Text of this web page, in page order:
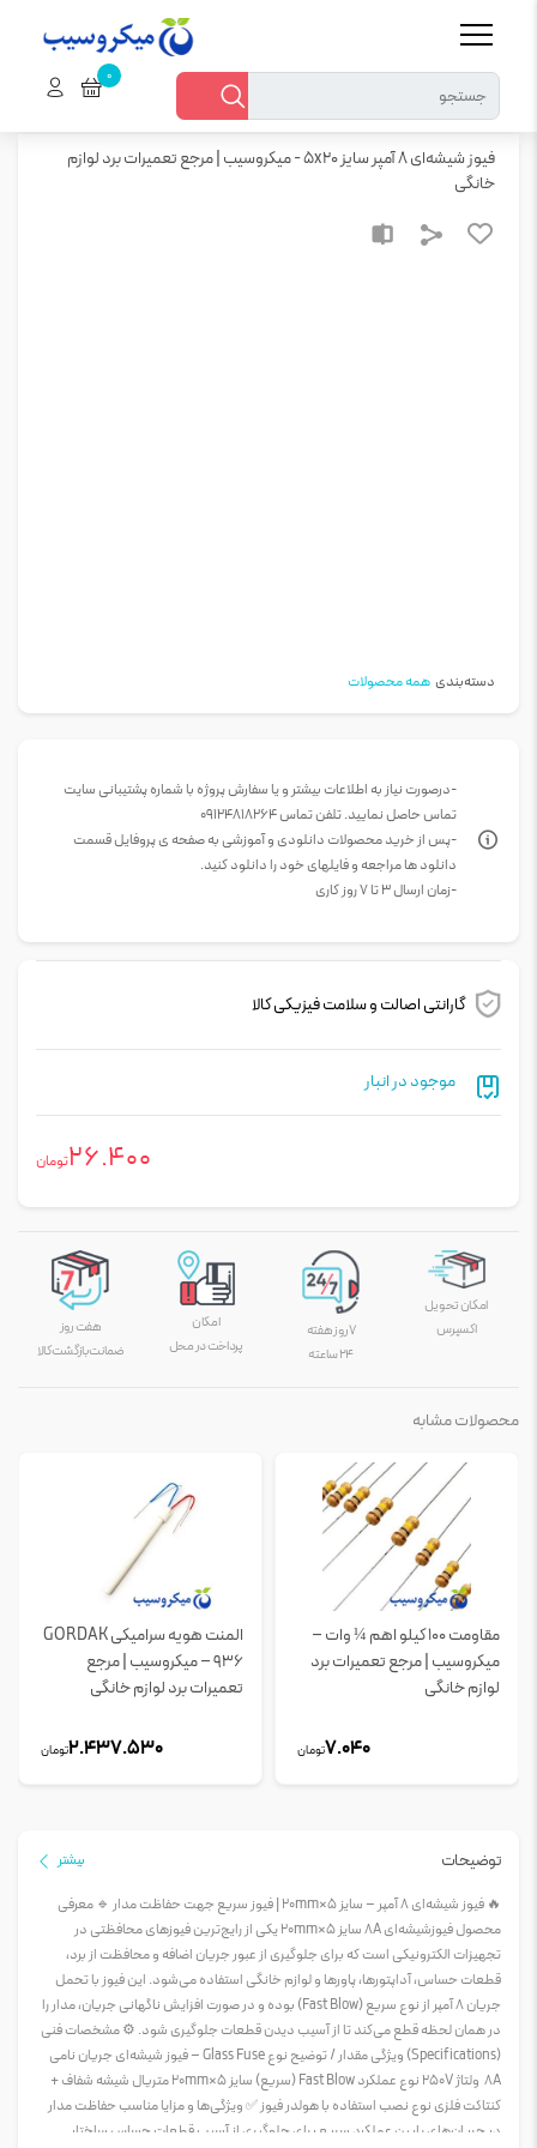
همه محصولات
فیوز شیشه‌ای 8 آمپر سایز 5x20 - میکروسیب | مرجع تعمیرات برد لوازم
خانگی
دسته‌بندی همه محصولات
-درصورت نیاز به اطلاعات بیشتر و یا سفارش پروژه با شماره پشتیبانی سایت
تماس حاصل نمایید. تلفن تماس 09124818264
-پس از خرید محصولات دانلودی و آموزشی به صفحه ی پروفایل قسمت
دانلود ها مراجعه و فایلهای خود را دانلود کنید.
-زمان ارسال 3 تا 7 روز کاری
گارانتی اصالت و سلامت فیزیکی کالا
موجود در انبار
26.400تومان
امکان تحویل
اکسپرس
۷ روز هفته
۲۴ ساعته
امکان
پرداخت در محل
هفت روز
ضمانت بازگشت کالا
محصولات مشابه
مقاومت 100 کیلو اهم ¼ وات –
میکروسیب | مرجع تعمیرات برد
لوازم خانگی
7.040تومان
المنت هویه سرامیکی GORDAK
936 – میکروسیب | مرجع
تعمیرات برد لوازم خانگی
2.437.530تومان
توضیحات بیشتر
🔥 فیوز شیشه‌ای 8 آمپر – سایز 5×20mm | فیوز سریع جهت حفاظت مدار 🔹 معرفی
محصول فیوزشیشه‌ای 8A سایز 5×20mm یکی از رایج‌ترین فیوزهای محافظتی در
تجهیزات الکترونیکی است که برای جلوگیری از عبور جریان اضافه و محافظت از برد،
قطعات حساس، آداپتورها، پاورها و لوازم خانگی استفاده می‌شود. این فیوز با تحمل
جریان 8 آمپر از نوع سریع (Fast Blow) بوده و در صورت افزایش ناگهانی جریان، مدار را
در همان لحظه قطع می‌کند تا از آسیب دیدن قطعات جلوگیری شود. ⚙️ مشخصات فنی
(Specifications) ویژگی مقدار / توضیح نوع Glass Fuse – فیوز شیشه‌ای جریان نامی
8A ولتاژ 250V نوع عملکرد Fast Blow (سریع) سایز 5×20mm متریال شیشه شفاف +
کنتاکت فلزی نوع نصب استفاده با هولدر فیوز ✅ ویژگی‌ها و مزایا مناسب حفاظت مدار
در جریان‌های پایین عملکرد سریع برای جلوگیری از آسیب قطعات حساس ساختار